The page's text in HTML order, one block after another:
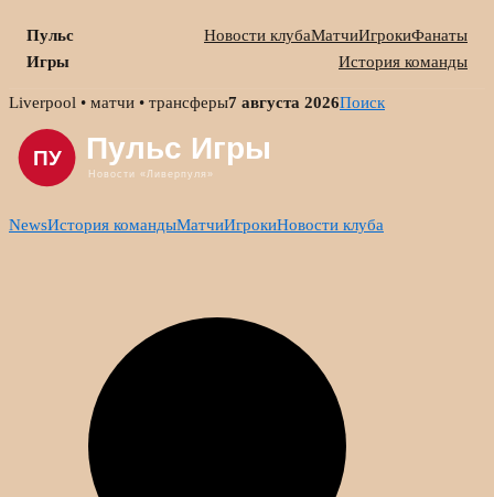
Пульс
Игры
Новости клубаМатчиИгрокиФанаты
История команды
Skip
content
Liverpool • матчи • трансферы7 августа 2026Поиск
NewsИстория командыМатчиИгрокиНовости клуба